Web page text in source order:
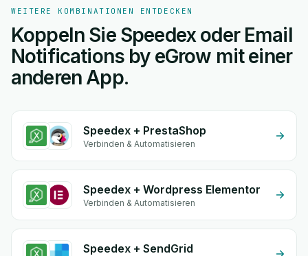
WEITERE KOMBINATIONEN ENTDECKEN
Koppeln Sie Speedex oder Email
Notifications by eGrow mit einer
anderen App.
Speedex + PrestaShop
Verbinden & Automatisieren
Speedex + Wordpress Elementor
Verbinden & Automatisieren
Speedex + SendGrid